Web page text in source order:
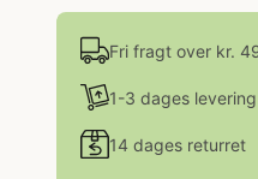
Fri fragt over kr.
1-3 dages levering
14 dages returret